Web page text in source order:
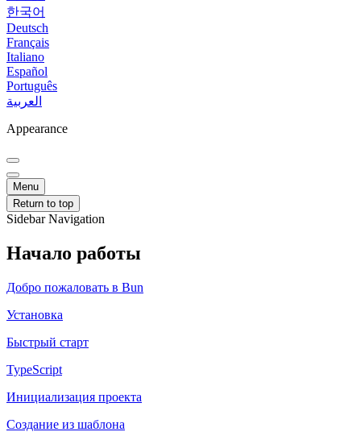
한국어
Deutsch
Français
Italiano
Español
Português
العربية
Appearance
Menu
Return to top
Sidebar Navigation
Начало работы
Добро пожаловать в Bun
Установка
Быстрый старт
TypeScript
Инициализация проекта
Создание из шаблона